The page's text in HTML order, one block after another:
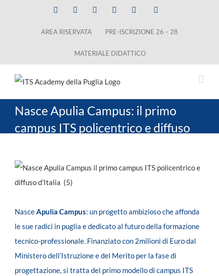
Facebook LinkedInInstagramYouTube
AREA RISERVATA PRE-ISCRIZIONE 26 – 28
MATERIALE DIDATTICO
Nasce Apulia Campus: il primo
campus ITS policentrico e diffuso
Ingrandisci
immagine
NasceApulia Campus: un progetto ambizioso che affonda
le sue radici in puglia e dedicato al futuro della formazione
tecnico-professionale. Finanziato con 2milioni di Euro dal
Ministero dell’Istruzione e del Merito per la fase di
progettazione, si tratta del primo modello di campus ITS